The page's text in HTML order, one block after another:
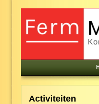
Activiteiten